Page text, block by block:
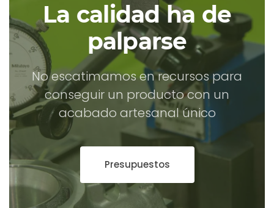
La calidad ha de
palparse
No escatimamos en recursos para
conseguir un producto con un
acabado artesanal único
Presupuestos